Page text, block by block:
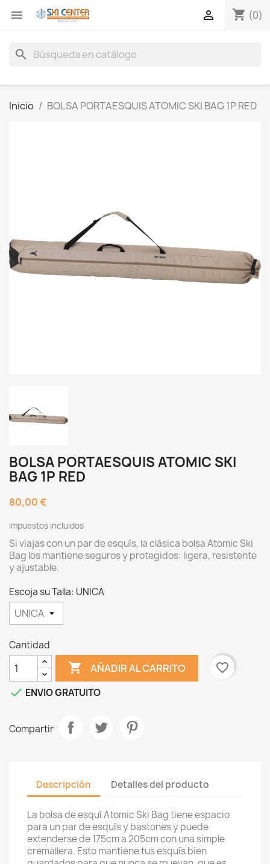
 shopping_cart (0)

search
Inicio BOLSA PORTAESQUIS ATOMIC SKI BAG 1P RED
BOLSA PORTAESQUIS ATOMIC SKI
BAG 1P RED
80,00 €
Impuestos incluidos
Si viajas con un par de esquís, la clásica bolsa Atomic Ski
Bag los mantiene seguros y protegidos: ligera, resistente
y ajustable.
Escoja su Talla: UNICA
Cantidad
 AÑADIR AL CARRITO
favorite_border
 ENVIO GRATUITO
Compartir
Descripción Detalles del producto
La bolsa de esquí Atomic Ski Bag tiene espacio
para un par de esquís y bastones y puede
extenderse de 175cm a 205cm con una simple
cremallera. Esto mantiene tus esquís bien